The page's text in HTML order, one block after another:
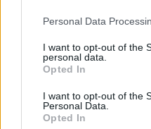
Please note that this
not limited to your visit or
grant or deny consent to
use your data for below
consent section.
Personal Data
I want to opt-out of the
personal data.
Opted In
I want to opt-out of the
Personal Data.
Opted In
Staks: Πώς μια cool
ρίζωσε) σε ένα αθέατο
Από brunch μέχρι δείπνο
στο κύμα: Γιατί στο Bolivar
(και) για το φαγητό του